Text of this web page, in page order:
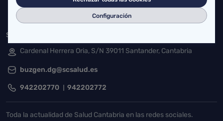
942208130 942395562
Servicio Cántabro de Salud
Cardenal Herrera Oria, S/N 39011 Santander, Cantabria
buzgen.dg@scsalud.es
942202770 942202772
Toda la actualidad de Salud Cantabria en las redes sociales.
Configuración